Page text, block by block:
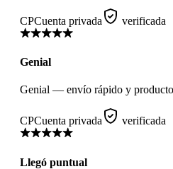
CPCuenta privada verificada
Genial
Genial — envío rápido y
CPCuenta privada verificada
Llegó puntual